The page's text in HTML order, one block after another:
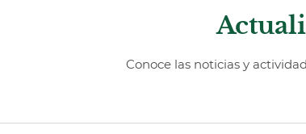
Conoce las noticias y